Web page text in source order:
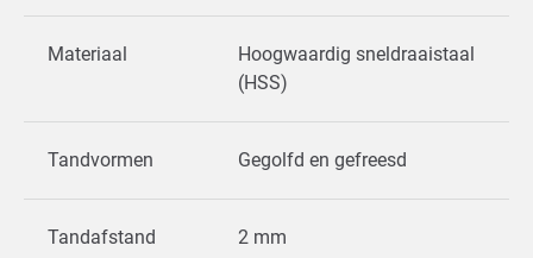
Materiaal
Hoogwaardig sneldraaistaal
(HSS)
Tandvormen Gegolfd en gefreesd
Tandafstand 2 mm